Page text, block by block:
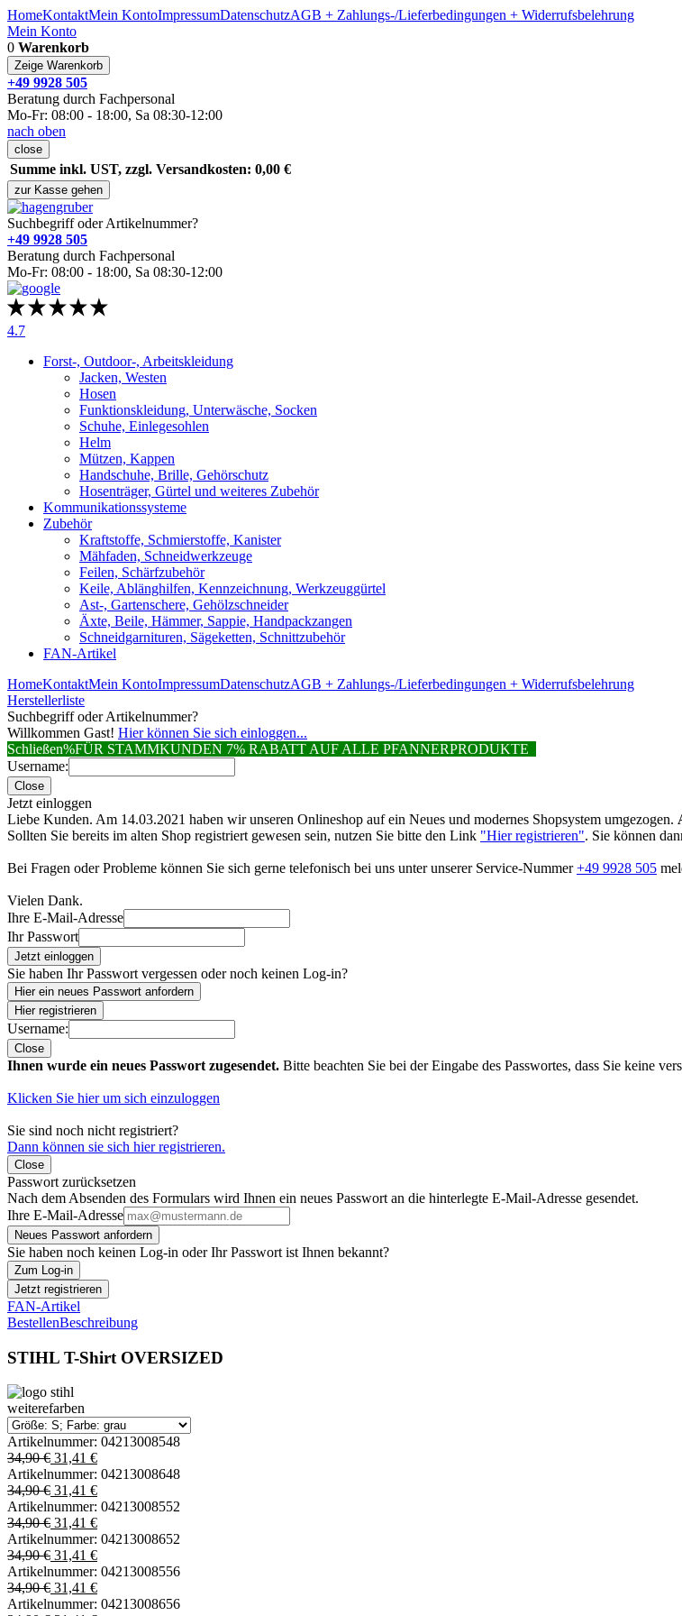
HomeKontaktMein KontoImpressumDatenschutzAGB + Zahlungs-/Lieferbedingungen + Widerrufsbelehrung
Mein Konto
0 Warenkorb
Zeige Warenkorb
+49 9928 505
Beratung durch Fachpersonal
Mo-Fr: 08:00 - 18:00, Sa 08:30-12:00
nach oben
close
Summe inkl. UST, zzgl. Versandkosten: 0,00 €
zur Kasse gehen
Suchbegriff oder Artikelnummer?
+49 9928 505
Beratung durch Fachpersonal
Mo-Fr: 08:00 - 18:00, Sa 08:30-12:00
4.7
Forst-, Outdoor-, Arbeitskleidung
Jacken, Westen
Hosen
Funktionskleidung, Unterwäsche, Socken
Schuhe, Einlegesohlen
Helm
Mützen, Kappen
Handschuhe, Brille, Gehörschutz
Hosenträger, Gürtel und weiteres Zubehör
Kommunikationssysteme
Zubehör
Kraftstoffe, Schmierstoffe, Kanister
Mähfaden, Schneidwerkzeuge
Feilen, Schärfzubehör
Keile, Ablänghilfen, Kennzeichnung, Werkzeuggürtel
Ast-, Gartenschere, Gehölzschneider
Äxte, Beile, Hämmer, Sappie, Handpackzangen
Schneidgarnituren, Sägeketten, Schnittzubehör
FAN-Artikel
HomeKontaktMein KontoImpressumDatenschutzAGB + Zahlungs-/Lieferbedingungen + Widerrufsbelehrung
Herstellerliste
Suchbegriff oder Artikelnummer?
Willkommen Gast! Hier können Sie sich einloggen...
Schließen%FÜR STAMMKUNDEN 7% RABATT AUF ALLE PFANNERPRODUKTE
Username:
Close
Jetzt einloggen
Liebe Kunden. Am 14.03.2021 haben wir unseren Onlineshop auf ein Neues und modernes Shopsystem umgezogen.
Sollten Sie bereits im alten Shop registriert gewesen sein, nutzen Sie bitte den Link "Hier registrieren". Sie können
Bei Fragen oder Probleme können Sie sich gerne telefonisch bei uns unter unserer Service-Nummer+49 9928 505
Vielen Dank.
Ihre E-Mail-Adresse
Ihr Passwort
Jetzt einloggen
Sie haben Ihr Passwort vergessen oder noch keinen Log-in?
Hier ein neues Passwort anfordern
Hier registrieren
Username:
Close
Ihnen wurde ein neues Passwort zugesendet. Bitte beachten Sie bei der Eingabe des Passwortes, dass Sie keine
Klicken Sie hier um sich einzuloggen
Sie sind noch nicht registriert?
Dann können sie sich hier registrieren.
Close
Passwort zurücksetzen
Nach dem Absenden des Formulars wird Ihnen ein neues Passwort an die hinterlegte E-Mail-Adresse gesendet.
Ihre E-Mail-Adresse
Neues Passwort anfordern
Sie haben noch keinen Log-in oder Ihr Passwort ist Ihnen bekannt?
Zum Log-in
Jetzt registrieren
FAN-Artikel
BestellenBeschreibung
STIHL T-Shirt OVERSIZED
weiterefarben
Artikelnummer: 04213008548
34,90 € 31,41 €
Artikelnummer: 04213008648
34,90 € 31,41 €
Artikelnummer: 04213008552
34,90 € 31,41 €
Artikelnummer: 04213008652
34,90 € 31,41 €
Artikelnummer: 04213008556
34,90 € 31,41 €
Artikelnummer: 04213008656